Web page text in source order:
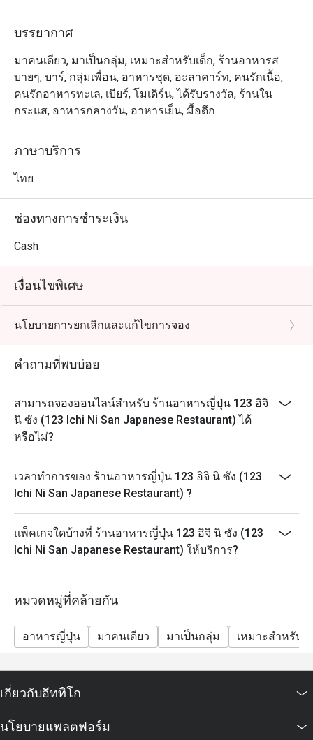
บรรยากาศ
มาคนเดียว, มาเป็นกลุ่ม, เหมาะสำหรับเด็ก, ร้านอาหารส
บายๆ, บาร์, กลุ่มเพื่อน, อาหารชุด, อะลาคาร์ท, คนรักเนื้อ,
คนรักอาหารทะเล, เบียร์, โมเดิร์น, ได้รับรางวัล, ร้านใน
กระแส, อาหารกลางวัน, อาหารเย็น, มื้อดึก
ภาษาบริการ
ไทย
ช่องทางการชำระเงิน
Cash
เงื่อนไขพิเศษ
นโยบายการยกเลิกและแก้ไขการจอง
คำถามที่พบบ่อย
สามารถจองออนไลน์สำหรับ ร้านอาหารญี่ปุ่น 123 อิจิ
นิ ซัง (123 Ichi Ni San Japanese Restaurant) ได้
หรือไม่?
เวลาทำการของ ร้านอาหารญี่ปุ่น 123 อิจิ นิ ซัง (123
Ichi Ni San Japanese Restaurant) ?
แพ็คเกจใดบ้างที่ ร้านอาหารญี่ปุ่น 123 อิจิ นิ ซัง (123
Ichi Ni San Japanese Restaurant) ให้บริการ?
หมวดหมู่ที่คล้ายกัน
อาหารญี่ปุ่น มาคนเดียว มาเป็นกลุ่ม เหมาะสำหรับเ
เกี่ยวกับอีททิโก
นโยบายแพลตฟอร์ม